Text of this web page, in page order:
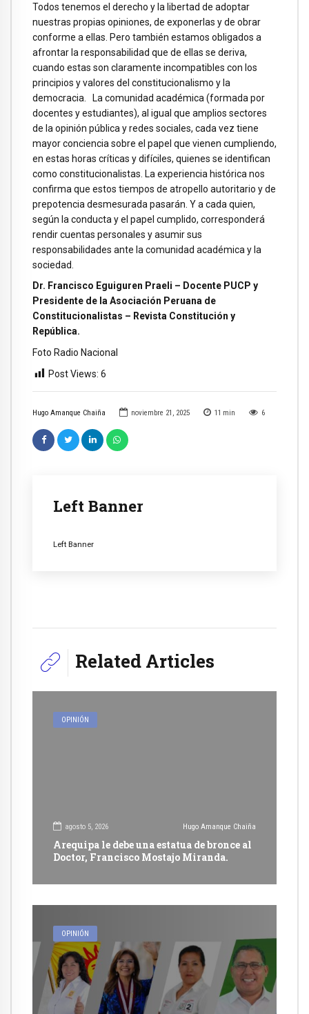
Hugo Amanque Chaiña noviembre 21, 2025 11 min 6
Left Banner
Left Banner
Todos tenemos el derecho y la libertad de adoptar
nuestras propias opiniones, de exponerlas y de obrar
conforme a ellas. Pero también estamos obligados a
afrontar la responsabilidad que de ellas se deriva,
cuando estas son claramente incompatibles con los
principios y valores del constitucionalismo y la
democracia. La comunidad académica (formada por
docentes y estudiantes), al igual que amplios sectores
de la opinión pública y redes sociales, cada vez tiene
mayor conciencia sobre el papel que vienen cumpliendo,
en estas horas críticas y difíciles, quienes se identifican
como constitucionalistas. La experiencia histórica nos
confirma que estos tiempos de atropello autoritario y de
prepotencia desmesurada pasarán. Y a cada quien,
según la conducta y el papel cumplido, corresponderá
rendir cuentas personales y asumir sus
responsabilidades ante la comunidad académica y la
sociedad.
Dr. Francisco Eguiguren Praeli – Docente PUCP y
Presidente de la Asociación Peruana de
Constitucionalistas – Revista Constitución y
República.
Foto Radio Nacional
Post Views: 6
Related Articles
OPINIÓN
agosto 5, 2026 Hugo Amanque Chaiña
Arequipa le debe una estatua de bronce al
Doctor, Francisco Mostajo Miranda.
OPINIÓN